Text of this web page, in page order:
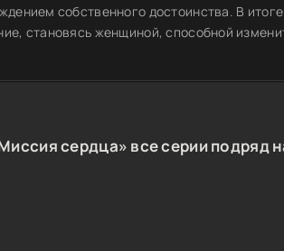
собственного достоинства. В
становясь женщиной, способной
сердца» все серии подряд